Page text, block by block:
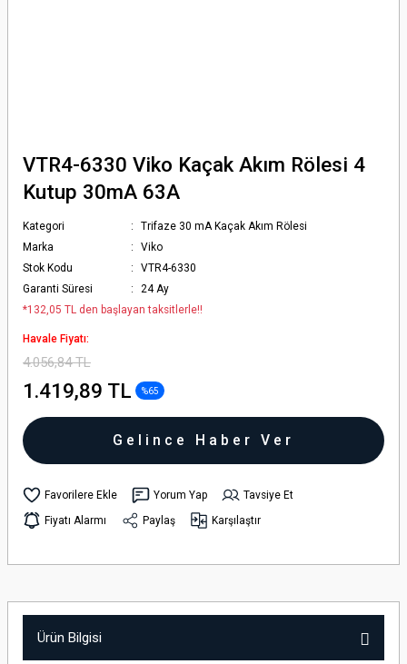
VTR4-6330 Viko Kaçak Akım Rölesi 4
Kutup 30mA 63A
Kategori
Trifaze 30 mA Kaçak Akım Rölesi
Marka
Viko
Stok Kodu
VTR4-6330
Garanti Süresi
24 Ay
*132,05 TL den başlayan taksitlerle!!
Havale Fiyatı:
4.056,84 TL
1.419,89 TL %65
Gelince Haber Ver
Yorum Yap
Tavsiye Et
Fiyatı Alarmı
Paylaş Karşılaştır
Ürün Bilgisi